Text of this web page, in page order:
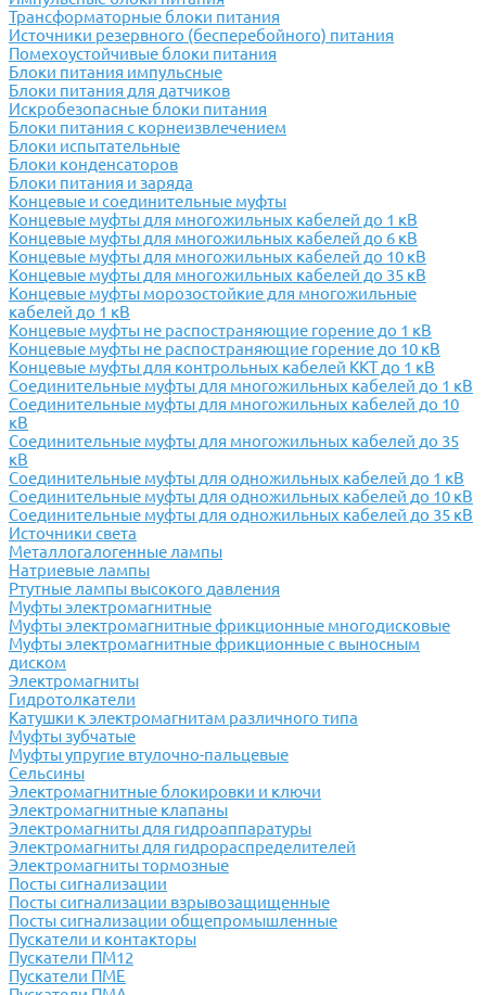
Трансформаторные блоки питания
Источники резервного (бесперебойного) питания
Помехоустойчивые блоки питания
Блоки питания импульсные
Блоки питания для датчиков
Искробезопасные блоки питания
Блоки питания с корнеизвлечением
Блоки испытательные
Блоки конденсаторов
Блоки питания и заряда
Концевые и соединительные муфты
Концевые муфты для многожильных кабелей до 1 кВ
Концевые муфты для многожильных кабелей до 6 кВ
Концевые муфты для многожильных кабелей до 10 кВ
Концевые муфты для многожильных кабелей до 35 кВ
Концевые муфты морозостойкие для многожильные
кабелей до 1 кВ
Концевые муфты не распостраняющие горение до 1 кВ
Концевые муфты не распостраняющие горение до 10 кВ
Концевые муфты для контрольных кабелей ККТ до 1 кВ
Соединительные муфты для многожильных кабелей до 1 кВ
Соединительные муфты для многожильных кабелей до 10
кВ
Соединительные муфты для многожильных кабелей до 35
кВ
Соединительные муфты для одножильных кабелей до 1 кВ
Соединительные муфты для одножильных кабелей до 10 кВ
Соединительные муфты для одножильных кабелей до 35 кВ
Источники света
Металлогалогенные лампы
Натриевые лампы
Ртутные лампы высокого давления
Муфты электромагнитные
Муфты электромагнитные фрикционные многодисковые
Муфты электромагнитные фрикционные с выносным
диском
Электромагниты
Гидротолкатели
Катушки к электромагнитам различного типа
Муфты зубчатые
Муфты упругие втулочно-пальцевые
Сельсины
Электромагнитные блокировки и ключи
Электромагнитные клапаны
Электромагниты для гидроаппаратуры
Электромагниты для гидрораспределителей
Электромагниты тормозные
Посты сигнализации
Посты сигнализации взрывозащищенные
Посты сигнализации общепромышленные
Пускатели и контакторы
Пускатели ПМ12
Пускатели ПМЕ